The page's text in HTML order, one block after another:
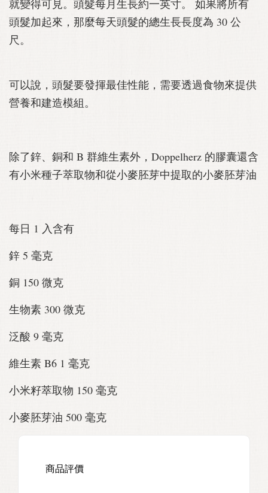
就變得可見。頭髮每月生長約一英寸。 如果將所有
頭髮加起來，那麼每天頭髮的總生長長度為 30 公
尺。
可以說，頭髮要發揮最佳性能，需要透過食物來提供
營養和建造模組。
除了鋅、銅和 B 群維生素外，Doppelherz 的膠囊還含
有小米種子萃取物和從小麥胚芽中提取的小麥胚芽油
每日 1 入含有
鋅 5 毫克
銅 150 微克
生物素 300 微克
泛酸 9 毫克
維生素 B6 1 毫克
小米籽萃取物 150 毫克
小麥胚芽油 500 毫克
商品評價